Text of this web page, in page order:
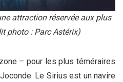
attraction réservée aux plus
photo : Parc Astérix)
– pour les plus téméraires
Le Sirius est un navire